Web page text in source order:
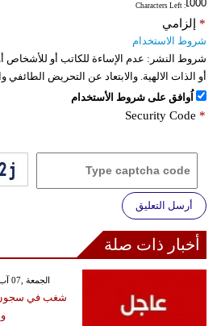
: Characters Left
إلزامي *
شروط الاستخدام
شروط النشر: عدم الإساءة للكاتب أو للأشخاص
أو الذات الالهية. والابتعاد عن التحريض الطائفي
اُوافق على شروط الأستخدام
Security Code *
أرسل التعليق
أخبار ذات صلة
GMT 20:15 2026 الجمعة ,07 آب / أغسطس